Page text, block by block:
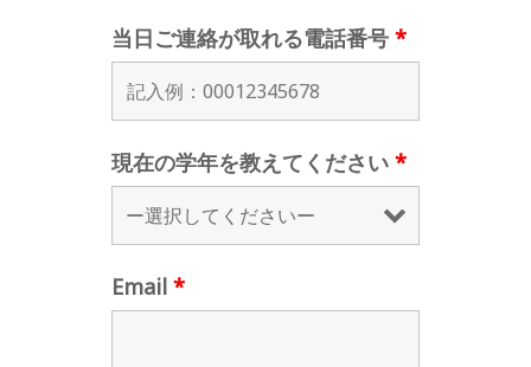
当日ご連絡が取れる電話番号 *
現在の学年を教えてください *
Email *